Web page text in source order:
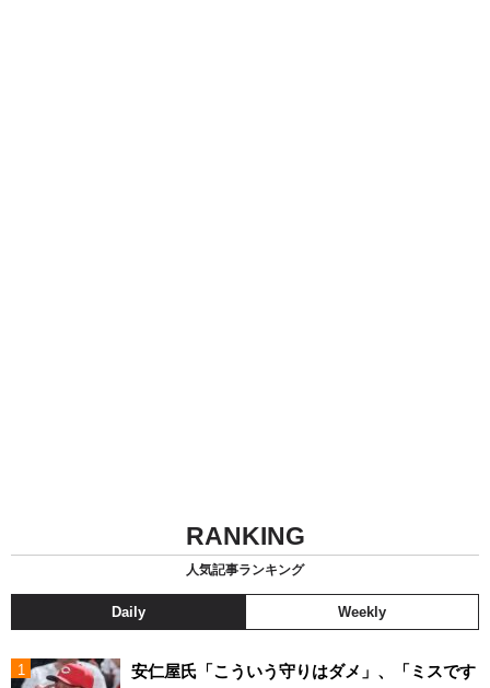
RANKING
人気記事ランキング
Daily Weekly
安仁屋氏「こういう守りはダメ」、「ミスです